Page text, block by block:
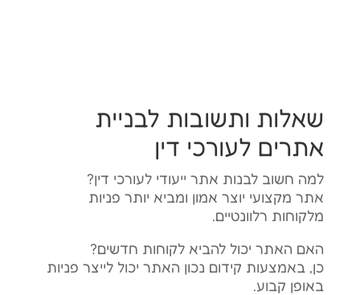
שאלות ותשובות לבניית
אתרים לעורכי דין
למה חשוב לבנות אתר ייעודי לעורכי דין?
אתר מקצועי יוצר אמון ומביא יותר פניות
מלקוחות רלוונטיים.
האם האתר יכול להביא לקוחות חדשים?
כן, באמצעות קידום נכון האתר יכול לייצר פניות
באופן קבוע.